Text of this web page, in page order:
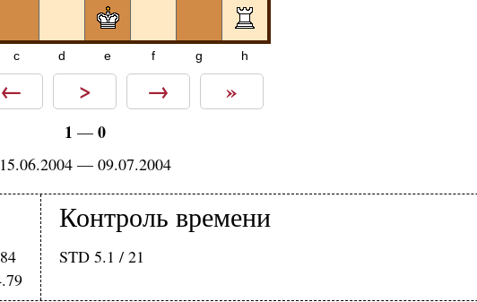
c d e f g h
← > → »
1 — 0
15.06.2004 — 09.07.2004
Контроль времени
STD 5.1 / 21